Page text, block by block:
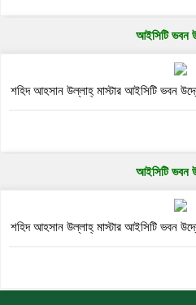
আইসিটি ভবন
শহিদ আহসান উল্লাহ্ মাস্টার আইসিটি ভবন
আইসিটি ভবন
শহিদ আহসান উল্লাহ্ মাস্টার আইসিটি ভবন